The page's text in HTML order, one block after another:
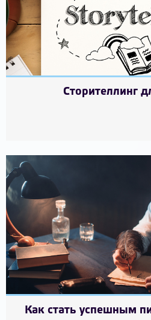
Сторителлинг
Как стать успешным